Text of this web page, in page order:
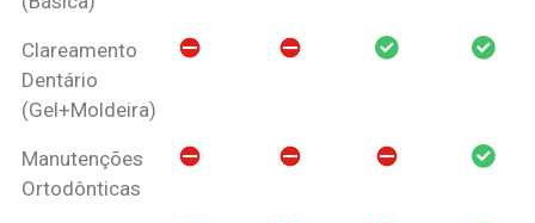
Clareamento
Dentário
(Gel+Moldeira)
Manutenções
Ortodônticas